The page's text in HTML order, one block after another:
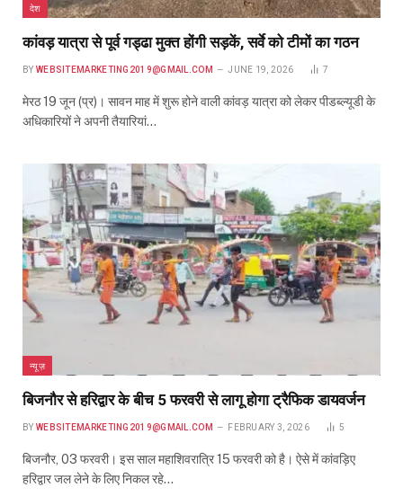
देश
कांवड़ यात्रा से पूर्व गड्ढा मुक्त होंगी सड़कें, सर्वे को टीमों का गठन
BY WEBSITEMARKETING2019@GMAIL.COM JUNE 19, 2026 7
मेरठ 19 जून (प्र)। सावन माह में शुरू होने वाली कांवड़ यात्रा को लेकर पीडब्ल्यूडी के
अधिकारियों ने अपनी तैयारियां…
न्यूज़
बिजनौर से हरिद्वार के बीच 5 फरवरी से लागू होगा ट्रैफिक डायवर्जन
BY WEBSITEMARKETING2019@GMAIL.COM FEBRUARY 3, 2026 5
बिजनौर, 03 फरवरी। इस साल महाशिवरात्रि 15 फरवरी को है। ऐसे में कांवड़‍िए
हरिद्वार जल लेने के लिए निकल रहे…